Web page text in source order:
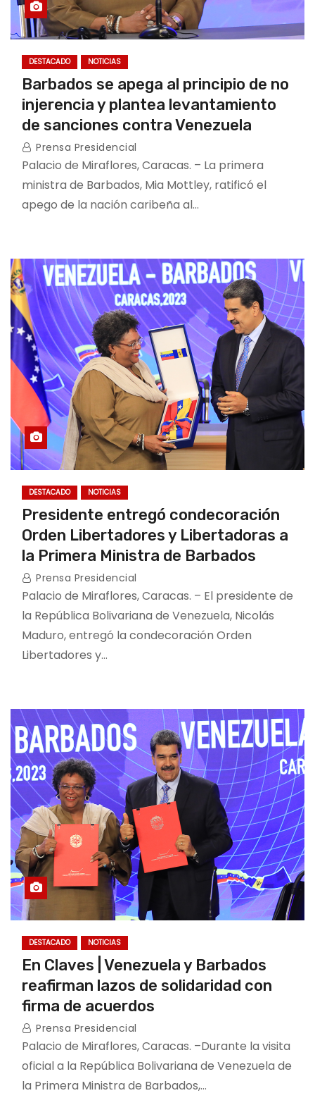
DESTACADO NOTICIAS
Barbados se apega al principio de no
injerencia y plantea levantamiento
de sanciones contra Venezuela
Prensa Presidencial
Palacio de Miraflores, Caracas. – La primera
ministra de Barbados, Mia Mottley, ratificó el
apego de la nación caribeña al…
DESTACADO NOTICIAS
Presidente entregó condecoración
Orden Libertadores y Libertadoras a
la Primera Ministra de Barbados
Prensa Presidencial
Palacio de Miraflores, Caracas. – El presidente de
la República Bolivariana de Venezuela, Nicolás
Maduro, entregó la condecoración Orden
Libertadores y…
DESTACADO NOTICIAS
En Claves | Venezuela y Barbados
reafirman lazos de solidaridad con
firma de acuerdos
Prensa Presidencial
Palacio de Miraflores, Caracas. –Durante la visita
oficial a la República Bolivariana de Venezuela de
la Primera Ministra de Barbados,…